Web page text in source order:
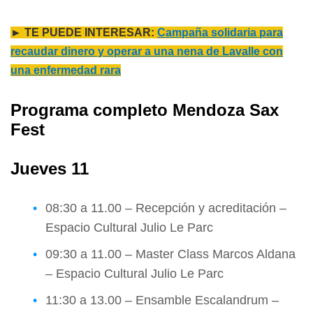
► TE PUEDE INTERESAR: Campaña solidaria para
recaudar dinero y operar a una nena de Lavalle con
una enfermedad rara
Programa completo Mendoza Sax
Fest
Jueves 11
08:30 a 11.00 – Recepción y acreditación –
Espacio Cultural Julio Le Parc
09:30 a 11.00 – Master Class Marcos Aldana
– Espacio Cultural Julio Le Parc
11:30 a 13.00 – Ensamble Escalandrum –